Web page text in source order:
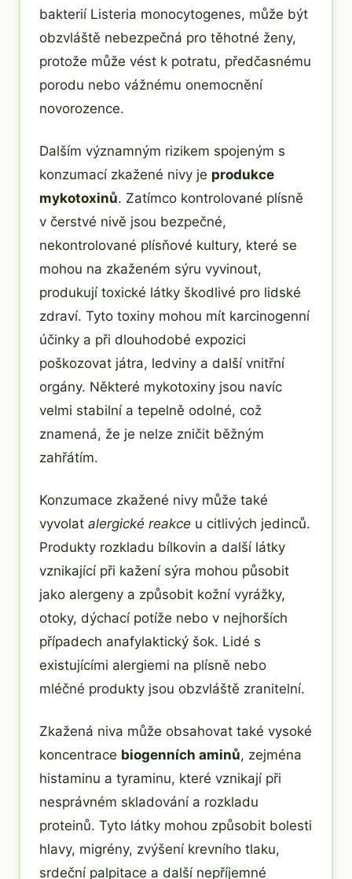
bakterií Listeria monocytogenes, může být
obzvláště nebezpečná pro těhotné ženy,
protože může vést k potratu, předčasnému
porodu nebo vážnému onemocnění
novorozence.
Dalším významným rizikem spojeným s
konzumací zkažené nivy je produkce
mykotoxinů. Zatímco kontrolované plísně
v čerstvé nivě jsou bezpečné,
nekontrolované plísňové kultury, které se
mohou na zkaženém sýru vyvinout,
produkují toxické látky škodlivé pro lidské
zdraví. Tyto toxiny mohou mít karcinogenní
účinky a při dlouhodobé expozici
poškozovat játra, ledviny a další vnitřní
orgány. Některé mykotoxiny jsou navíc
velmi stabilní a tepelně odolné, což
znamená, že je nelze zničit běžným
zahřátím.
Konzumace zkažené nivy může také
vyvolat alergické reakce u citlivých jedinců.
Produkty rozkladu bílkovin a další látky
vznikající při kažení sýra mohou působit
jako alergeny a způsobit kožní vyrážky,
otoky, dýchací potíže nebo v nejhorších
případech anafylaktický šok. Lidé s
existujícími alergiemi na plísně nebo
mléčné produkty jsou obzvláště zranitelní.
Zkažená niva může obsahovat také vysoké
koncentrace biogenních aminů, zejména
histaminu a tyraminu, které vznikají při
nesprávném skladování a rozkladu
proteinů. Tyto látky mohou způsobit bolesti
hlavy, migrény, zvýšení krevního tlaku,
srdeční palpitace a další nepříjemné